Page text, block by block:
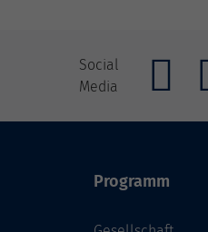
Social
Media
Programm